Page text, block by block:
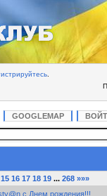
GOOGLEMAP
15 16 17 18 19 ... 268 »»»
с Днем рождения!!!